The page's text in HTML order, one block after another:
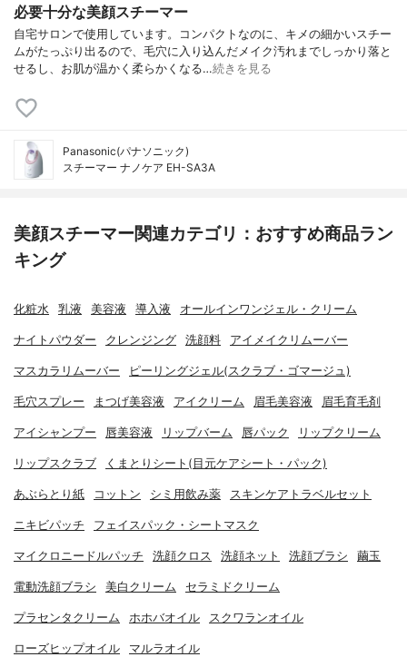
必要十分な美顔スチーマー
自宅サロンで使用しています。コンパクトなのに、キメの細かいスチー
ムがたっぷり出るので、毛穴に入り込んだメイク汚れまでしっかり落と
せるし、お肌が温かく柔らかくなる…続きを見る
Panasonic(パナソニック)
スチーマー ナノケア EH-SA3A
美顔スチーマー関連カテゴリ：おすすめ商品ラン
キング
化粧水 乳液 美容液 導入液 オールインワンジェル・クリーム
ナイトパウダー クレンジング 洗顔料 アイメイクリムーバー
マスカラリムーバー ピーリングジェル(スクラブ・ゴマージュ)
毛穴スプレー まつげ美容液 アイクリーム 眉毛美容液 眉毛育毛剤
アイシャンプー 唇美容液 リップバーム 唇パック リップクリーム
リップスクラブ くまとりシート(目元ケアシート・パック)
あぶらとり紙 コットン シミ用飲み薬 スキンケアトラベルセット
ニキビパッチ フェイスパック・シートマスク
マイクロニードルパッチ 洗顔クロス 洗顔ネット 洗顔ブラシ 繭玉
電動洗顔ブラシ 美白クリーム セラミドクリーム
プラセンタクリーム ホホバオイル スクワランオイル
ローズヒップオイル マルラオイル